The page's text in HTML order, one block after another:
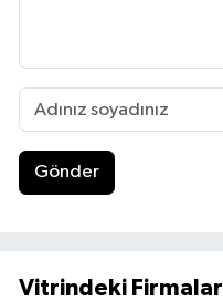
Gönder
Vitrindeki Firmalar